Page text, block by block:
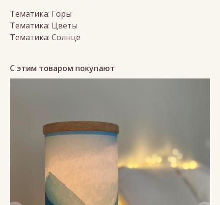
Тематика: Горы
Тематика: Цветы
Тематика: Солнце
С этим товаром покупают